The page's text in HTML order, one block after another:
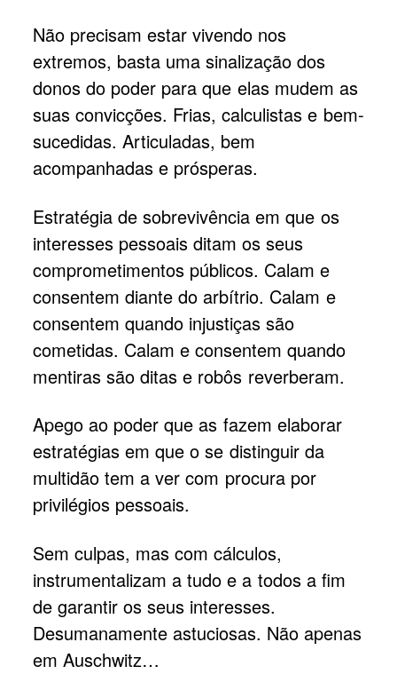
Não precisam estar vivendo nos
extremos, basta uma sinalização dos
donos do poder para que elas mudem as
suas convicções. Frias, calculistas e bem-
sucedidas. Articuladas, bem
acompanhadas e prósperas.
Estratégia de sobrevivência em que os
interesses pessoais ditam os seus
comprometimentos públicos. Calam e
consentem diante do arbítrio. Calam e
consentem quando injustiças são
cometidas. Calam e consentem quando
mentiras são ditas e robôs reverberam.
Apego ao poder que as fazem elaborar
estratégias em que o se distinguir da
multidão tem a ver com procura por
privilégios pessoais.
Sem culpas, mas com cálculos,
instrumentalizam a tudo e a todos a fim
de garantir os seus interesses.
Desumanamente astuciosas. Não apenas
em Auschwitz…